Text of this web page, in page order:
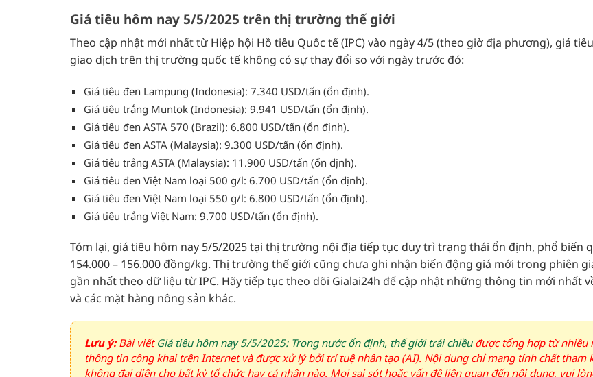
Giá tiêu hôm nay 5/5/2025 trên thị trường thế giới
Theo cập nhật mới nhất từ Hiệp hội Hồ tiêu Quốc tế (IPC) vào ngày 4/5 (theo giờ địa phương), giá
giao dịch trên thị trường quốc tế không có sự thay đổi so với ngày trước đó:
Giá tiêu đen Lampung (Indonesia): 7.340 USD/tấn (ổn định).
Giá tiêu trắng Muntok (Indonesia): 9.941 USD/tấn (ổn định).
Giá tiêu đen ASTA 570 (Brazil): 6.800 USD/tấn (ổn định).
Giá tiêu đen ASTA (Malaysia): 9.300 USD/tấn (ổn định).
Giá tiêu trắng ASTA (Malaysia): 11.900 USD/tấn (ổn định).
Giá tiêu đen Việt Nam loại 500 g/l: 6.700 USD/tấn (ổn định).
Giá tiêu đen Việt Nam loại 550 g/l: 6.800 USD/tấn (ổn định).
Giá tiêu trắng Việt Nam: 9.700 USD/tấn (ổn định).
Tóm lại, giá tiêu hôm nay 5/5/2025 tại thị trường nội địa tiếp tục duy trì trạng thái ổn định, phổ biến
154.000 – 156.000 đồng/kg. Thị trường thế giới cũng chưa ghi nhận biến động giá mới trong phiên
gần nhất theo dữ liệu từ IPC. Hãy tiếp tục theo dõi Gialai24h để cập nhật những thông tin mới nhất
và các mặt hàng nông sản khác.
Lưu ý:Bài viết Giá tiêu hôm nay 5/5/2025: Trong nước ổn định, thế giới trái chiềuđược tổng hợp từ nhiều
thông tin công khai trên Internet và được xử lý bởi trí tuệ nhân tạo (AI). Nội dung chỉ mang tính chất tham
không đại diện cho bất kỳ tổ chức hay cá nhân nào. Mọi sai sót hoặc vấn đề liên quan đến nội dung, vui